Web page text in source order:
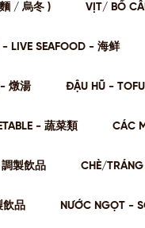
/ 烏冬 ) VỊT/ BỒ
- LIVE SEAFOOD - 海鲜
- 燉湯 ĐẬU HŨ -
- 蔬菜類 CÁC
調製飲品 CHÈ/
飲品 NƯỚC NGỌT -